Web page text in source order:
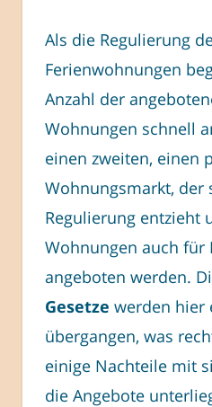
Als die Regulierung
Ferienwohnungen
Anzahl der
Wohnungen schnell
einen zweiten, einen
Wohnungsmarkt, der
Regulierung entzieht
Wohnungen auch für
angeboten werden.
Gesetze werden hier
übergangen, was
einige Nachteile mit
die Angebote